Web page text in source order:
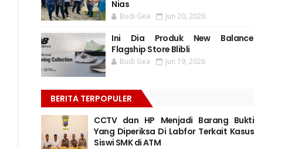
Nias
Budi Gea Jun 20, 2026
Ini Dia Produk New Balance
Flagship Store Blibli
Budi Gea Jun 19, 2026
BERITA TERPOPULER
CCTV dan HP Menjadi Barang Bukti
Yang Diperiksa Di Labfor Terkait Kasus
Siswi SMK di ATM